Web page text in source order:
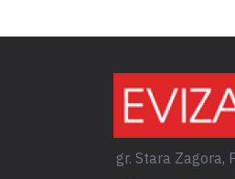
gr. Stara Zagora,